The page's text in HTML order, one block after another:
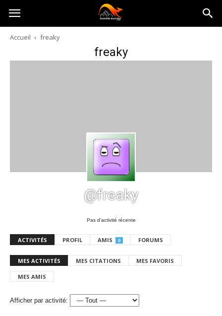
Australia-
australie.com
Accueil freaky
freaky
@freaky
Pas d’activité récente
ACTIVITÉS PROFIL AMIS 0 FORUMS
MES ACTIVITÉS MES CITATIONS MES FAVORIS
MES AMIS
Afficher par activité: